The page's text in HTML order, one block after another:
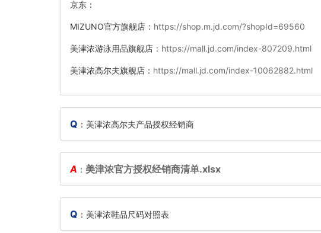
京东：
MIZUNO官方旗舰店： https://shop.m.jd.com/?shopId=69560
美津浓游泳用品旗舰店： https://mall.jd.com/index-807209.html
美津浓高尔夫旗舰店： https://mall.jd.com/index-10062882.html
Q ：美津浓高尔夫产品授权经销商
A ： 美津浓官方授权经销商清单.xlsx
Q ：美津浓鞋品尺码对照表